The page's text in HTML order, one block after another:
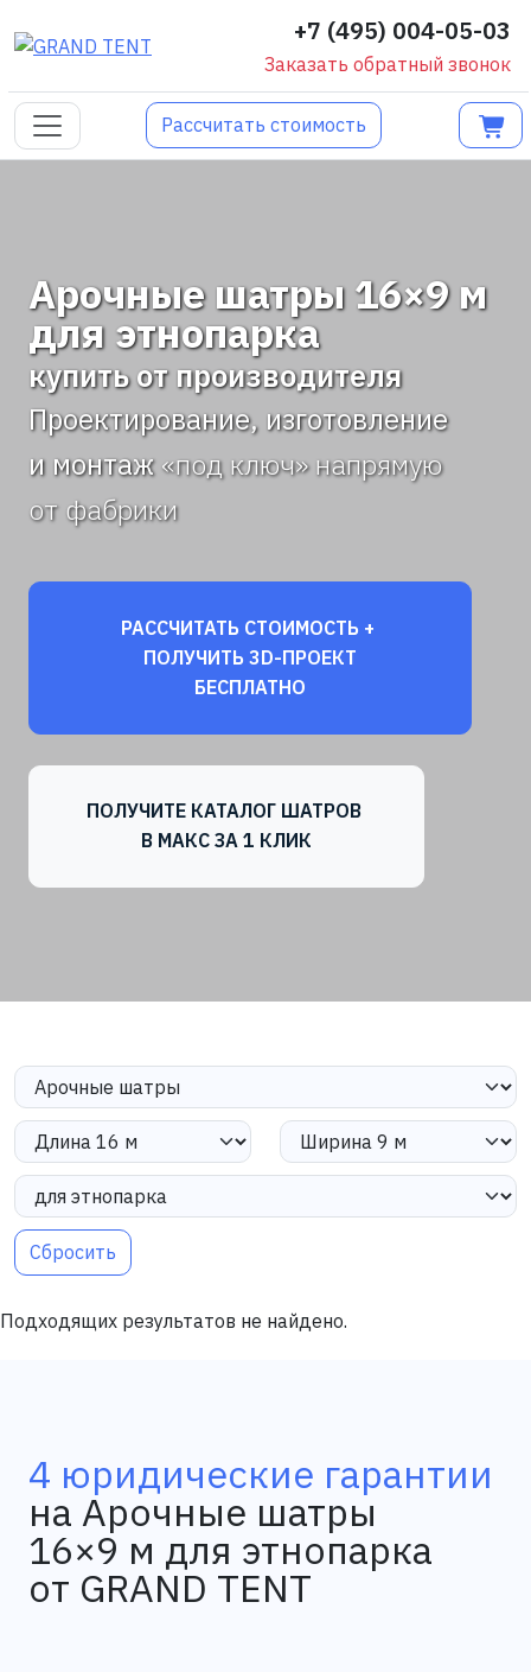
+7 (495) 004-05-03
Заказать обратный звонок
Рассчитать стоимость
Арочные шатры 16×9 м
для этнопарка
купить от производителя
Проектирование, изготовление
и монтаж«под ключ» напрямую
от фабрики
РАССЧИТАТЬ СТОИМОСТЬ +
ПОЛУЧИТЬ 3D-ПРОЕКТ
БЕСПЛАТНО
ПОЛУЧИТЕ КАТАЛОГ ШАТРОВ
В МАКС ЗА 1 КЛИК
Сбросить
Подходящих результатов не найдено.
4 юридические гарантии
на Арочные шатры
16×9 м для этнопарка
от GRAND TENT